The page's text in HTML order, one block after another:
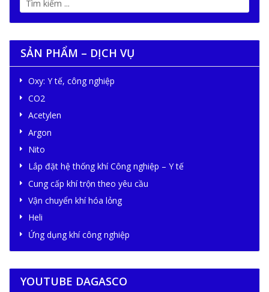
SẢN PHẨM – DỊCH VỤ
Oxy: Y tế, công nghiệp
CO2
Acetylen
Argon
Nito
Lắp đặt hệ thống khí Công nghiệp – Y tế
Cung cấp khí trộn theo yêu cầu
Vận chuyển khí hóa lỏng
Heli
Ứng dụng khí công nghiệp
YOUTUBE DAGASCO